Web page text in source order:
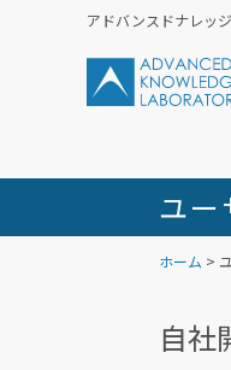
アドバンスドナレッ
ユー
ホーム >
自社